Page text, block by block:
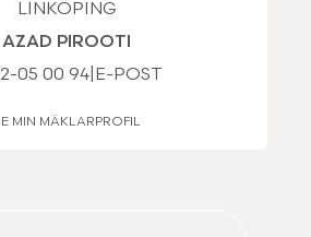
LINKÖPING
AZAD PIROOTI
05 00 94| E-POST
MIN MÄKLARPROFIL